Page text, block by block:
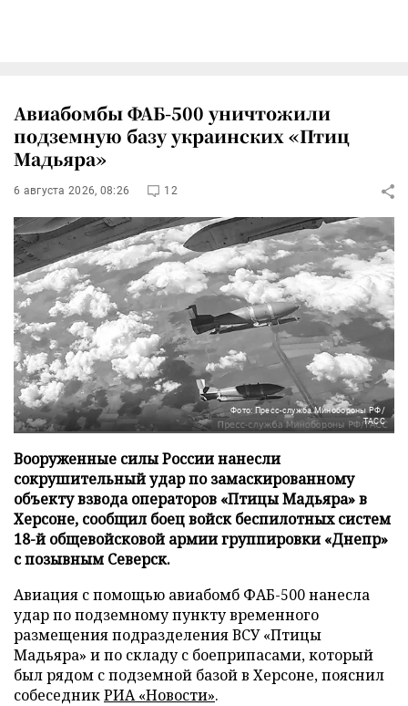
Авиабомбы ФАБ-500 уничтожили
подземную базу украинских «Птиц
Мадьяра»
6 августа 2026, 08:26 12
Фото: Пресс-служба Минобороны РФ/
ТАСС
Вооруженные силы России нанесли
сокрушительный удар по замаскированному
объекту взвода операторов «Птицы Мадьяра» в
Херсоне, сообщил боец войск беспилотных систем
18-й общевойсковой армии группировки «Днепр»
с позывным Северск.
Авиация с помощью авиабомб ФАБ-500 нанесла
удар по подземному пункту временного
размещения подразделения ВСУ «Птицы
Мадьяра» и по складу с боеприпасами, который
был рядом с подземной базой в Херсоне, пояснил
собеседникРИА «Новости».